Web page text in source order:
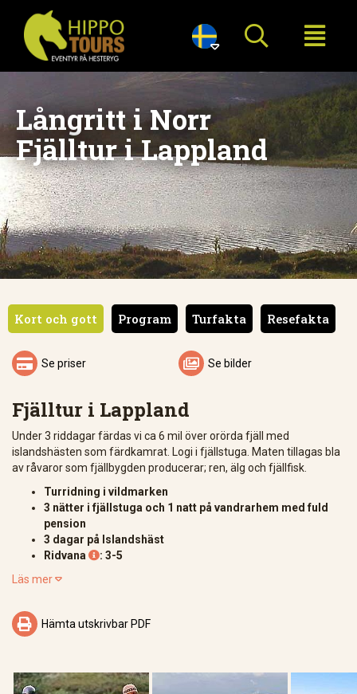

Långritt i Norr
Fjälltur i Lappland
Kort och gott Program Turfakta Resefakta
 Se priser  Se bilder
Fjälltur i Lappland
Under 3 riddagar färdas vi ca 6 mil över orörda fjäll med
islandshästen som färdkamrat. Logi i fjällstuga. Maten tillagas bla
av råvaror som fjällbygden producerar; ren, älg och fjällfisk.
Turridning i vildmarken
3 nätter i fjällstuga och 1 natt på vandrarhem med fuld
pension
3 dagar på Islandshäst
Ridvana : 3-5
Läs mer 
 Hämta utskrivbar PDF